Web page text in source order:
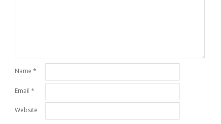
Name *
Email *
Website